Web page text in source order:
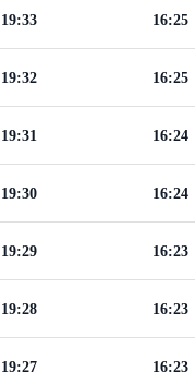
16:25
19:33
16:25
19:32
16:24
19:31
16:24
19:30
16:23
19:29
16:23
19:28
16:23
19:27